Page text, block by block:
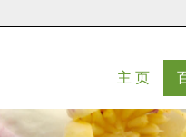
主 页